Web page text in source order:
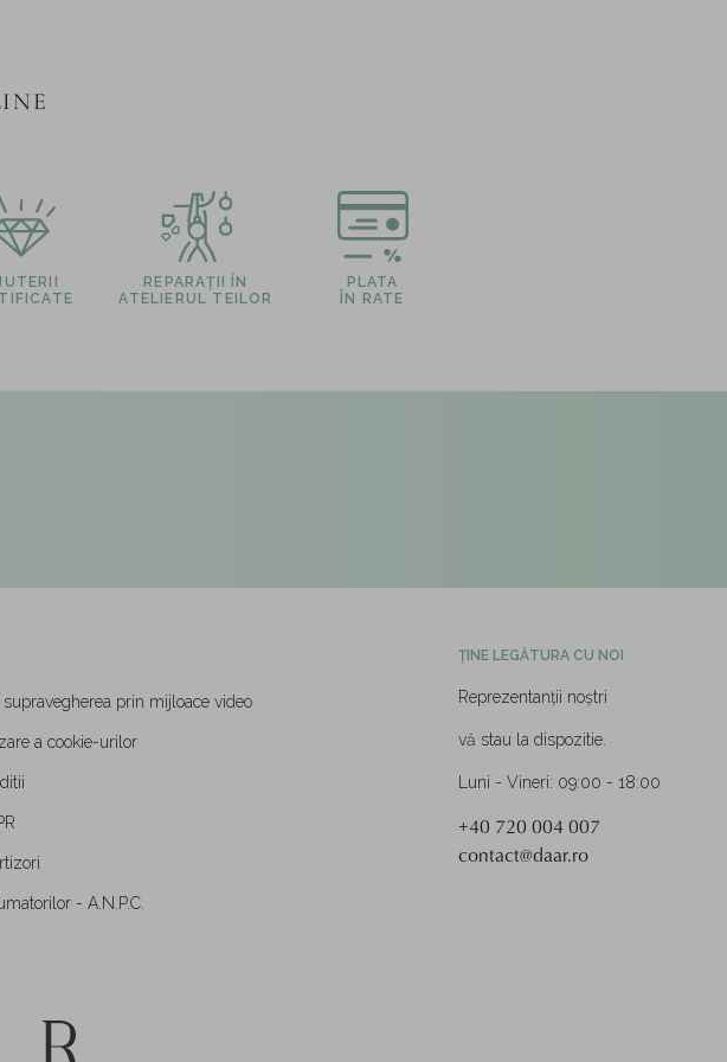
REPARAȚII ÎN
ATELIERUL TEILOR
PLATA
ÎN RATE
prin mijloace video
a cookie-urilor
- A.N.P.C.
ȚINE LEGĂTURA CU NOI
Reprezentanții noștri
vă stau la dispozitie.
Luni - Vineri: 09:00 - 18:00
+40 720 004 007
contact@daar.ro